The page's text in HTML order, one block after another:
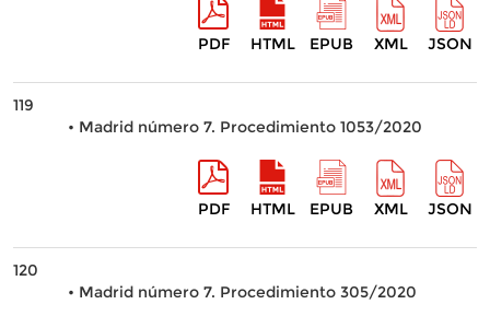
PDF HTML EPUB XML JSON
119
• Madrid número 7. Procedimiento 1053/2020
PDF HTML EPUB XML JSON
120
• Madrid número 7. Procedimiento 305/2020